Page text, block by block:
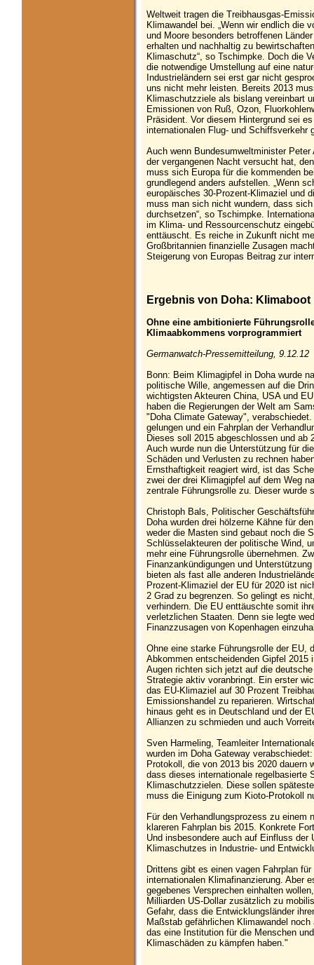
Weltweit tragen die Treibhausgas-
Klimawandel bei. „Wenn wir endlich die
und Moore besonders betroffenen
erhalten und nachhaltig zu
Klimaschutz“, so Tschimpke. Doch die
die notwendige Umstellung auf eine
Industrieländern sei erst gar nicht
uns nicht mehr leisten. Bereits 2013
Klimaschutzziele als bislang vereinbart
Emissionen von Ruß, Ozon,
Präsident. Vor diesem Hintergrund sei
internationalen Flug- und Schiffsverkehr
Auch wenn Bundesumweltminister
der vergangenen Nacht versucht hat,
muss sich Europa für die kommenden
grundlegend anders aufstellen. „Wenn
europäisches 30-Prozent-Klimaziel und
muss man sich nicht wundern, dass
durchsetzen“, so Tschimpke.
im Klima- und Ressourcenschutz
enttäuscht. Es reiche in Zukunft nicht
Großbritannien finanzielle Zusagen
Steigerung von Europas Beitrag zur
Ergebnis von Doha:
Ohne eine ambitionierte
Klimaabkommens vorprogrammiert
Germanwatch-Pressemitteilung, 9.12.12
Bonn: Beim Klimagipfel in Doha wurde
politische Wille, angemessen auf die
wichtigsten Akteuren China, USA und
haben die Regierungen der Welt am
"Doha Climate Gateway",
gelungen und ein Fahrplan der
Dieses soll 2015 abgeschlossen und ab
Auch wurde nun die Unterstützung für
Schäden und Verlusten zu rechnen
Ernsthaftigkeit reagiert wird, ist das
zwei der drei Klimagipfel auf dem Weg
zentrale Führungsrolle zu. Dieser wurde
Christoph Bals, Politischer
Doha wurden drei hölzerne Kähne für
weder die Masten sind gebaut noch die
Schlüsselakteuren der politische Wind,
mehr eine Führungsrolle übernehmen.
Finanzankündigungen und
bieten als fast alle anderen
Prozent-Klimaziel der EU für 2020 ist
2 Grad zu begrenzen. So gelingt es
verhindern. Die EU enttäuschte somit
verletzlichen Staaten. Denn sie legte
Finanzzusagen von Kopenhagen
Ohne eine starke Führungsrolle der EU,
Abkommen entscheidenden Gipfel
Augen richten sich jetzt auf die
Strategie aktiv voranbringt. Ein erster
das EU-Klimaziel auf 30 Prozent
Emissionshandel zu reparieren.
hinaus geht es in Deutschland und der
Allianzen zu schmieden und auch
Sven Harmeling, Teamleiter
wurden im Doha Gateway
Protokoll, die von 2013 bis 2020
dass dieses internationale regelbasierte
Klimaschutzzielen. Diese sollen
muss die Einigung zum Kioto-Protokoll
Für den Verhandlungsprozess zu
klareren Fahrplan bis 2015. Konkrete
Und insbesondere auch auf Einfluss der
Klimaschutzes in Industrie- und
Drittens gibt es einen vagen Fahrplan
internationalen Klimafinanzierung. Aber
gegebenes Versprechen einhalten
Milliarden US-Dollar zusätzlich zu
Gefahr, dass die Entwicklungsländer
Maßstab gefährlichen Klimawandel
das eine Institution für die Menschen
Klimaschäden zu kämpfen haben."